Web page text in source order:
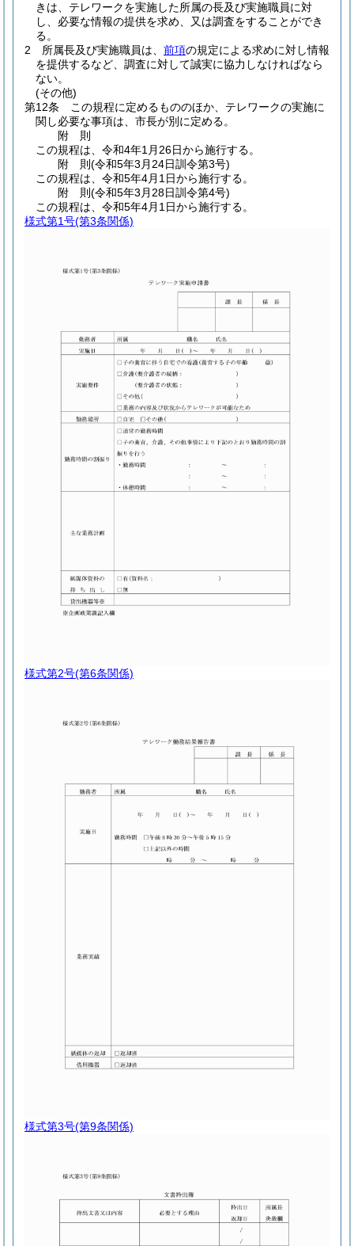
きは、テレワークを実施した所属の長及び実施職員に対
し、必要な情報の提供を求め、又は調査をすることができ
る。
2
所属長及び実施職員は、 前項の規定による求めに対し情報
を提供するなど、調査に対して誠実に協力しなければなら
ない。
(その他)
第12条
この規程に定めるもののほか、テレワークの実施に
関し必要な事項は、市長が別に定める。
附 則
この規程は、令和4年1月26日から施行する。
附 則(令和5年3月24日訓令第3号)
この規程は、令和5年4月1日から施行する。
附 則(令和5年3月28日訓令第4号)
この規程は、令和5年4月1日から施行する。
様式第1号(第3条関係)
様式第2号(第6条関係)
様式第3号(第9条関係)